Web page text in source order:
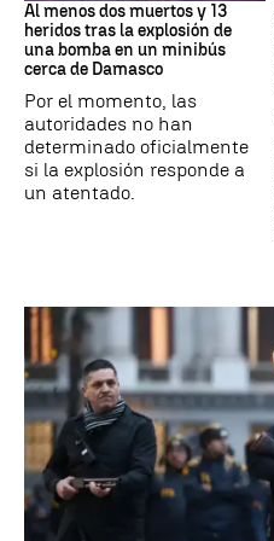
Al menos dos muertos y 13
heridos tras la explosión de
una bomba en un minibús
cerca de Damasco
Por el momento, las
autoridades no han
determinado oficialmente
si la explosión responde a
un atentado.